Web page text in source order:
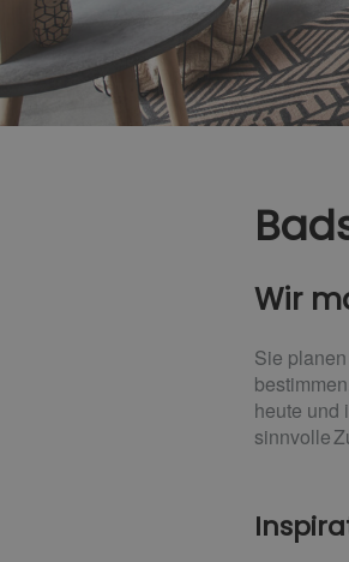
Wir
Sie
heute und
sinnvolle